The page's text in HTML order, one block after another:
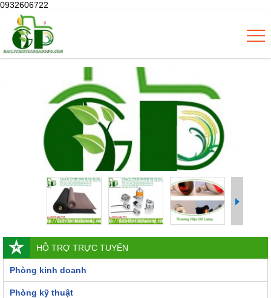
0932606722
HỖ TRỢ TRỰC TUYẾN
Phòng kinh doanh
Phòng kỹ thuật